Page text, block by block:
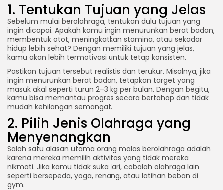
1. Tentukan Tujuan yang Jelas
Sebelum mulai berolahraga, tentukan dulu tujuan yang
ingin dicapai. Apakah kamu ingin menurunkan berat badan,
membentuk otot, meningkatkan stamina, atau sekadar
hidup lebih sehat? Dengan memiliki tujuan yang jelas,
kamu akan lebih termotivasi untuk tetap konsisten.
Pastikan tujuan tersebut realistis dan terukur. Misalnya, jika
ingin menurunkan berat badan, tetapkan target yang
masuk akal seperti turun 2–3 kg per bulan. Dengan begitu,
kamu bisa memantau progres secara bertahap dan tidak
mudah kehilangan semangat.
2. Pilih Jenis Olahraga yang
Menyenangkan
Salah satu alasan utama orang malas berolahraga adalah
karena mereka memilih aktivitas yang tidak mereka
nikmati. Jika kamu tidak suka lari, cobalah olahraga lain
seperti bersepeda, yoga, renang, atau latihan beban di
gym.